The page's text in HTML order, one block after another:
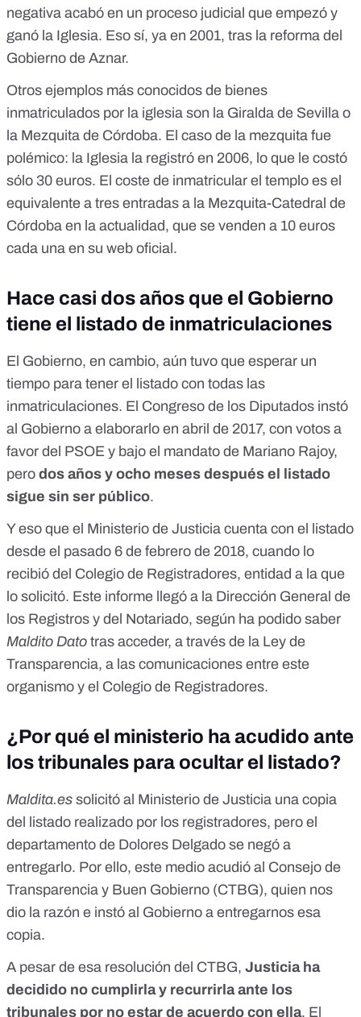
negativa acabó en un proceso judicial que empezó y
ganó la Iglesia. Eso sí, ya en 2001, tras la reforma del
Gobierno de Aznar.
Otros ejemplos más conocidos de bienes
inmatriculados por la iglesia son la Giralda de Sevilla o
la Mezquita de Córdoba. El caso de la mezquita fue
polémico: la Iglesia la registró en 2006, lo que le costó
sólo 30 euros. El coste de inmatricular el templo es el
equivalente a tres entradas a la Mezquita-Catedral de
Córdoba en la actualidad, que se venden a 10 euros
cada una en su web oficial .
Hace casi dos años que el Gobierno
tiene el listado de inmatriculaciones
El Gobierno, en cambio, aún tuvo que esperar un
tiempo para tener el listado con todas las
inmatriculaciones. El Congreso de los Diputados instó
al Gobierno a elaborarlo en abril de 2017, con votos a
favor del PSOE y bajo el mandato de Mariano Rajoy,
pero dos años y ocho meses después el listado
sigue sin ser público.
Y eso que el Ministerio de Justicia cuenta con el listado
desde el pasado 6 de febrero de 2018, cuando lo
recibió del Colegio de Registradores, entidad a la que
lo solicitó. Este informe llegó a la Dirección General de
los Registros y del Notariado, según ha podido saber
Maldito Dato tras acceder, a través de la Ley de
Transparencia, a las comunicaciones entre este
organismo y el Colegio de Registradores.
¿Por qué el ministerio ha acudido ante
los tribunales para ocultar el listado?
Maldita.es solicitó al Ministerio de Justicia una copia
del listado realizado por los registradores, pero el
departamento de Dolores Delgado se negó a
entregarlo. Por ello, este medio acudió al Consejo de
Transparencia y Buen Gobierno (CTBG), quien nos
dio la razón e instó al Gobierno a entregarnos esa
copia.
A pesar de esa resolución del CTBG, Justicia ha
decidido no cumplirla y recurrirla ante los
tribunales por no estar de acuerdo con ella. El